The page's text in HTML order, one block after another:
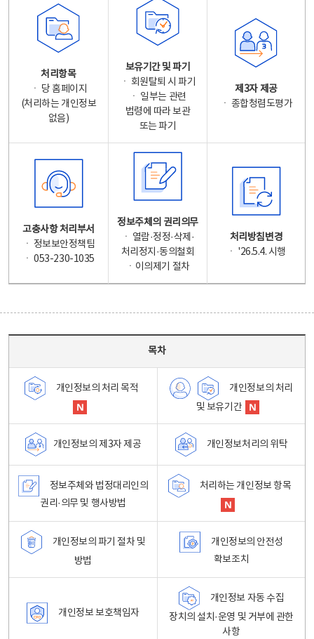
처리항목
ㆍ 당 홈페이지
(처리하는 개인정보
없음)
보유기간 및 파기
ㆍ 회원탈퇴 시 파기
ㆍ 일부는 관련
법령에 따라 보관
또는 파기
제3자 제공
ㆍ 종합청렴도평가
고충사항 처리부서
ㆍ 정보보안정책팀
ㆍ 053-230-1035
정보주체의 권리의무
ㆍ 열람·정정·삭제·
처리정지·동의철회
ㆍ이의제기 절차
처리방침변경
ㆍ '26.5.4. 시행
목차
개인정보의 처리 목적
개인정보의 처리
및 보유기간
개인정보의 제3자 제공 개인정보처리의 위탁
정보주체와 법정대리인의
권리·의무 및 행사방법
처리하는 개인정보 항목
개인정보의 파기 절차 및
방법
개인정보의 안전성
확보조치
개인정보 보호책임자
개인정보 자동 수집
장치의 설치·운영 및 거부에 관한
사항